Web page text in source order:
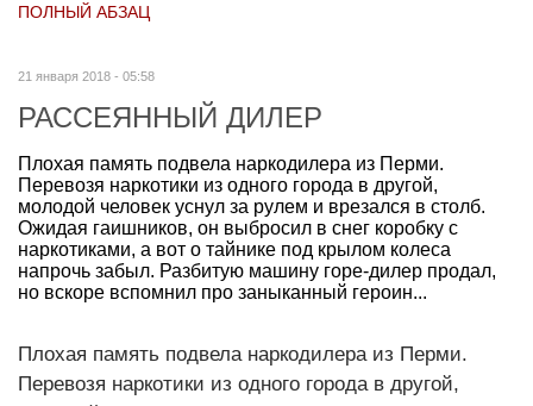
ПОЛНЫЙ АБЗАЦ
21 января 2018 - 05:58
РАССЕЯННЫЙ ДИЛЕР
Плохая память подвела наркодилера из Перми.
Перевозя наркотики из одного города в другой,
молодой человек уснул за рулем и врезался в столб.
Ожидая гаишников, он выбросил в снег коробку с
наркотиками, а вот о тайнике под крылом колеса
напрочь забыл. Разбитую машину горе-дилер продал,
но вскоре вспомнил про заныканный героин...
Плохая память подвела наркодилера из Перми.
Перевозя наркотики из одного города в другой,